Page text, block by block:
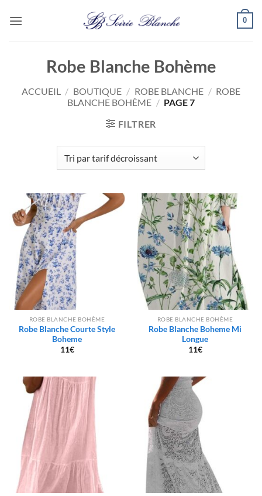
0
Robe Blanche Bohème
ACCUEIL / BOUTIQUE / ROBE BLANCHE / ROBE
BLANCHE BOHÈME / PAGE 7
FILTRER
ROBE BLANCHE BOHÈME
Robe Blanche Courte Style
Boheme
11€
ROBE BLANCHE BOHÈME
Robe Blanche Boheme Mi
Longue
11€